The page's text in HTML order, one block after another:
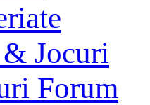
Jocuri
Forum